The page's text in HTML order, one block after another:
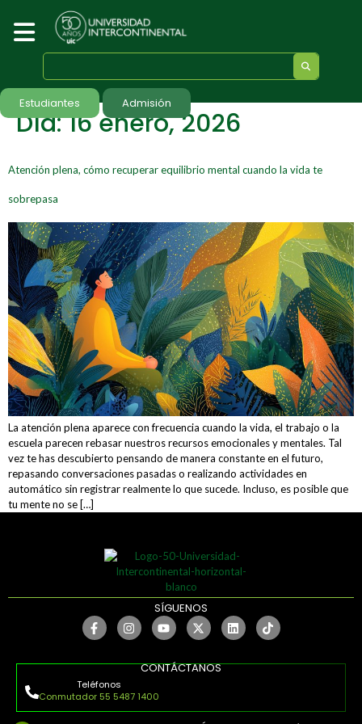
Estudiantes Admisión
Día:16 enero, 2026
Atención plena, cómo recuperar equilibrio mental cuando la vida te
sobrepasa
La atención plena aparece con frecuencia cuando la vida, el trabajo o la
escuela parecen rebasar nuestros recursos emocionales y mentales. Tal
vez te has descubierto pensando de manera constante en el futuro,
repasando conversaciones pasadas o realizando actividades en
automático sin registrar realmente lo que sucede. Incluso, es posible que
tu mente no se […]
SÍGUENOS
CONTÁCTANOS
Teléfonos
Conmutador 55 5487 1400